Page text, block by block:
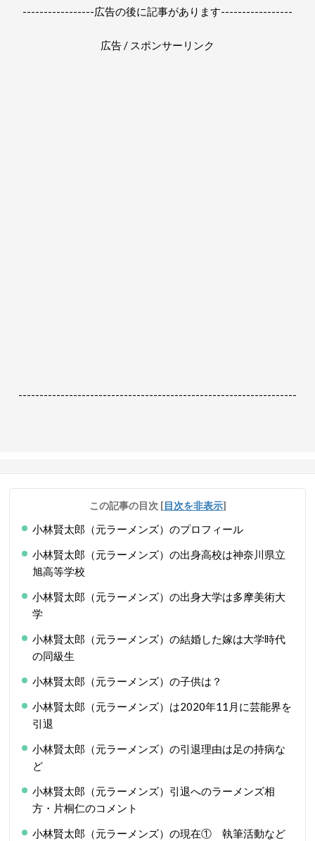
-----------------広告の後に記事があります-----------------
広告 / スポンサーリンク
------------------------------------------------------------------
この記事の目次 [目次を非表示]
小林賢太郎（元ラーメンズ）のプロフィール
小林賢太郎（元ラーメンズ）の出身高校は神奈川県立
旭高等学校
小林賢太郎（元ラーメンズ）の出身大学は多摩美術大
学
小林賢太郎（元ラーメンズ）の結婚した嫁は大学時代
の同級生
小林賢太郎（元ラーメンズ）の子供は？
小林賢太郎（元ラーメンズ）は2020年11月に芸能界を
引退
小林賢太郎（元ラーメンズ）の引退理由は足の持病な
ど
小林賢太郎（元ラーメンズ）引退へのラーメンズ相
方・片桐仁のコメント
小林賢太郎（元ラーメンズ）の現在① 執筆活動など